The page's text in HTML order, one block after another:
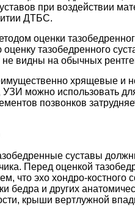
при воздействии
ДТБС.
оценки
тазобедренного
видны на обычных
хрящевые и
можно использовать
позвонков
суставы
Перед оценкой
что эхо хондро-
и других
крыши вертлужной